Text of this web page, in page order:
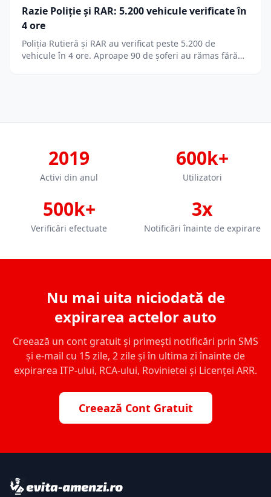
Razie Poliție și RAR: 5.200 vehicule verificate în
4 ore
Poliția Rutieră și RAR au verificat peste 5.200 de
vehicule în 4 ore. Aproape 90 de șoferi au rămas fără…
2019
Activi din anul
600k+
Utilizatori
500k+
Verificări efectuate
3x
Notificări înainte de expirare
Nu mai uita niciodată de
expirarea actelor auto
Creează un cont gratuit și primești notificări prin SMS
și e-mail cu 15 zile, 2 zile și în ultima zi înainte de
expirarea ITP-ului, RCA-ului, Rovinietei și Licenței ARR.
Creează Cont Gratuit